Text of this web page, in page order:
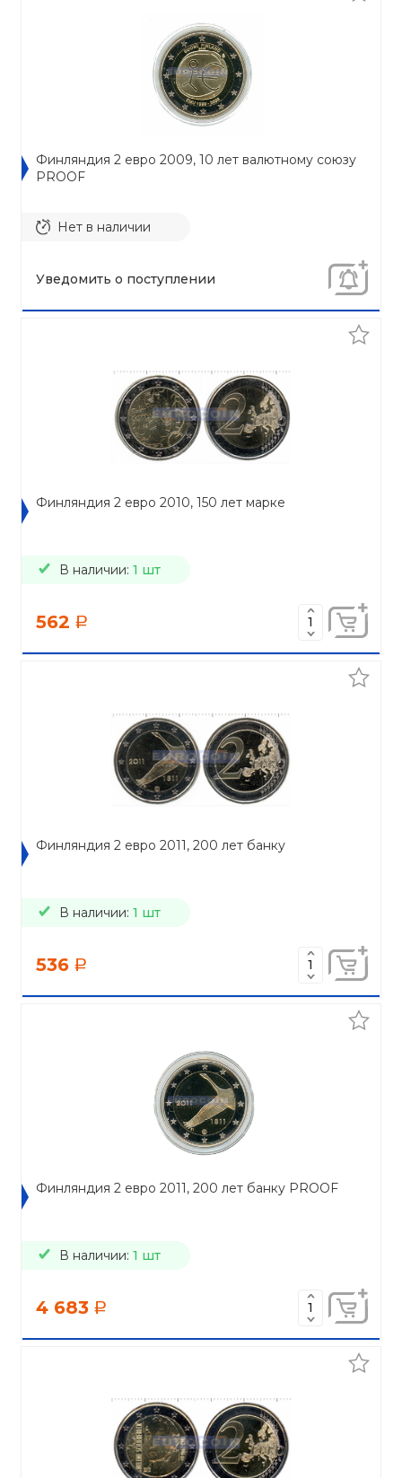
Финляндия 2 евро 2009, 10 лет валютному союзу
PROOF
Нет в наличии
Уведомить о поступлении
Финляндия 2 евро 2010, 150 лет марке
В наличии: 1 шт
562 a
Финляндия 2 евро 2011, 200 лет банку
В наличии: 1 шт
536 a
Финляндия 2 евро 2011, 200 лет банку PROOF
В наличии: 1 шт
4 683 a